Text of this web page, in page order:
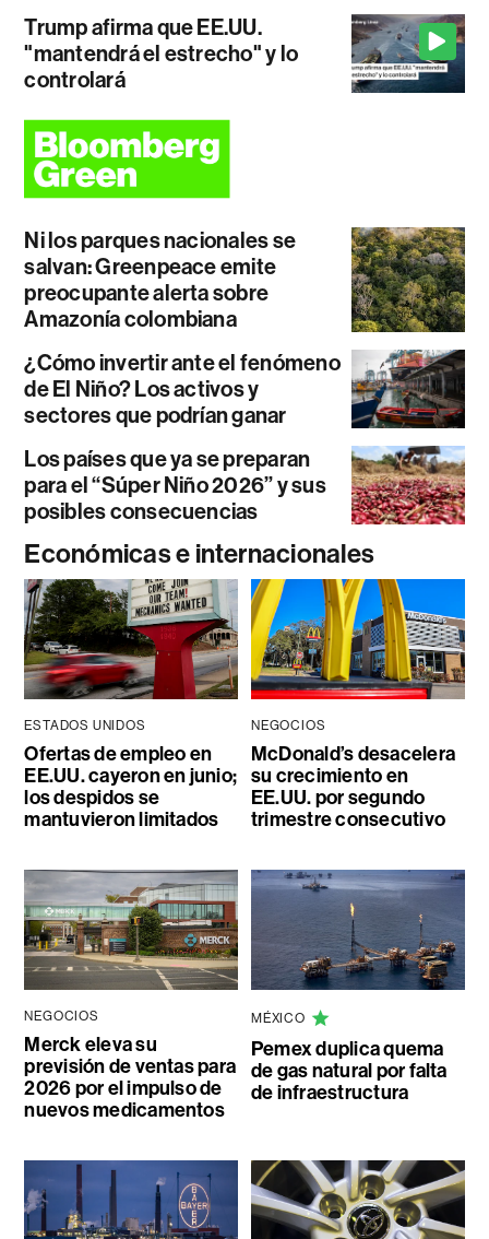
Trump afirma que EE.UU.
"mantendrá el estrecho" y lo
controlará
Ni los parques nacionales se
salvan: Greenpeace emite
preocupante alerta sobre
Amazonía colombiana
¿Cómo invertir ante el fenómeno
de El Niño? Los activos y
sectores que podrían ganar
Los países que ya se preparan
para el “Súper Niño 2026” y sus
posibles consecuencias
Económicas e internacionales
ESTADOS UNIDOS
Ofertas de empleo en
EE.UU. cayeron en junio;
los despidos se
mantuvieron limitados
NEGOCIOS
McDonald’s desacelera
su crecimiento en
EE.UU. por segundo
trimestre consecutivo
NEGOCIOS
Merck eleva su
previsión de ventas para
2026 por el impulso de
nuevos medicamentos
MÉXICO
Pemex duplica quema
de gas natural por falta
de infraestructura